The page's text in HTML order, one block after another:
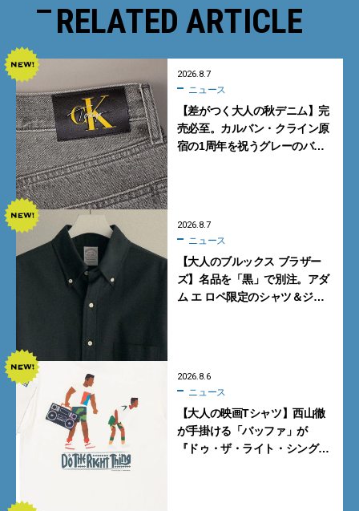
RELATED ARTICLE
2026.8.7
ニュース
【差がつく大人の秋デニム】完
売必至。カルバン・クライン原
宿の1周年を祝うグレーのバ
2026.8.7
ニュース
【大人のブルックス ブラザー
ズ】名品を「黒」で別注。アダ
ム エ ロペ限定のシャツ＆ジャ
2026.8.6
ニュース
【大人の映画Tシャツ】西山徹
が手掛ける「バッファ」が
『ドゥ・ザ・ライト・シング』